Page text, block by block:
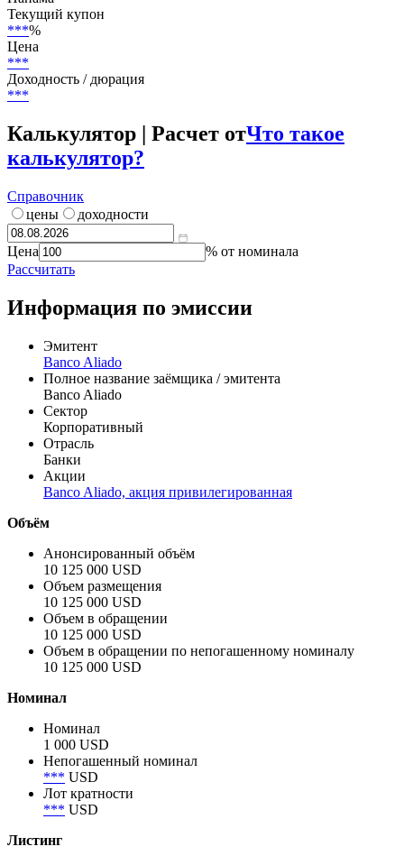
***
Страна риска
Панама
Текущий купон
***
***
Доходность / дюрация
***
Калькулятор | Расчет от
калькулятор?
Справочник
цены
Цена
% от номинала
Информация по эмиссии
Эмитент
Banco Aliado
Полное название заёмщика / эмитента
Banco Aliado
Сектор
Корпоративный
Банки
Banco Aliado, акция привилегированная
Объём
Анонсированный объём
10 125 000 USD
Объем размещения
10 125 000 USD
10 125 000 USD
10 125 000 USD
Номинал
Номинал
1 000 USD
***